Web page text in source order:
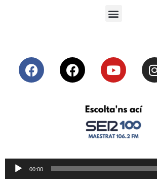
Reproductor
de
00:00